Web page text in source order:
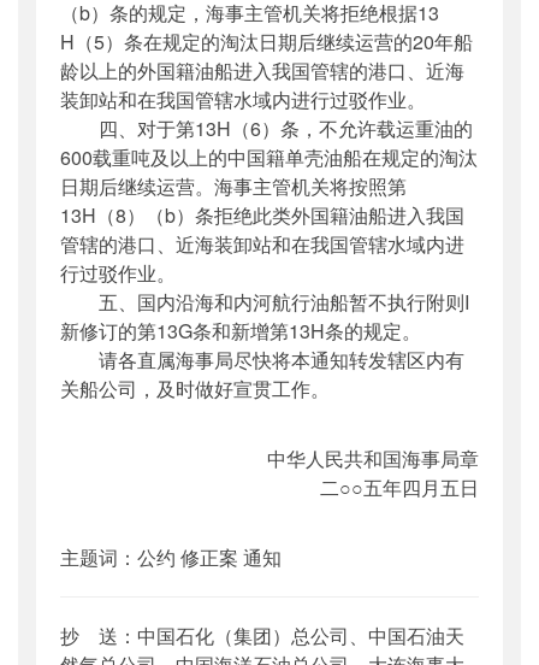
（b）条的规定，海事主管机关将拒绝根据13
H（5）条在规定的淘汰日期后继续运营的20年船
龄以上的外国籍油船进入我国管辖的港口、近海
装卸站和在我国管辖水域内进行过驳作业。
四、对于第13H（6）条，不允许载运重油的
600载重吨及以上的中国籍单壳油船在规定的淘汰
日期后继续运营。海事主管机关将按照第
13H（8）（b）条拒绝此类外国籍油船进入我国
管辖的港口、近海装卸站和在我国管辖水域内进
行过驳作业。
五、国内沿海和内河航行油船暂不执行附则I
新修订的第13G条和新增第13H条的规定。
请各直属海事局尽快将本通知转发辖区内有
关船公司，及时做好宣贯工作。
中华人民共和国海事局章
二○○五年四月五日
主题词：公约 修正案 通知
抄 送：中国石化（集团）总公司、中国石油天